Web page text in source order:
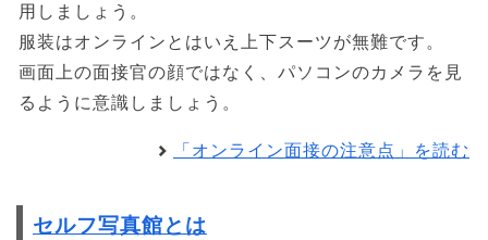
用しましょう。
服装はオンラインとはいえ上下スーツが無難です。
画面上の面接官の顔ではなく、パソコンのカメラを見
るように意識しましょう。
「オンライン面接の注意点」を読む
セルフ写真館とは